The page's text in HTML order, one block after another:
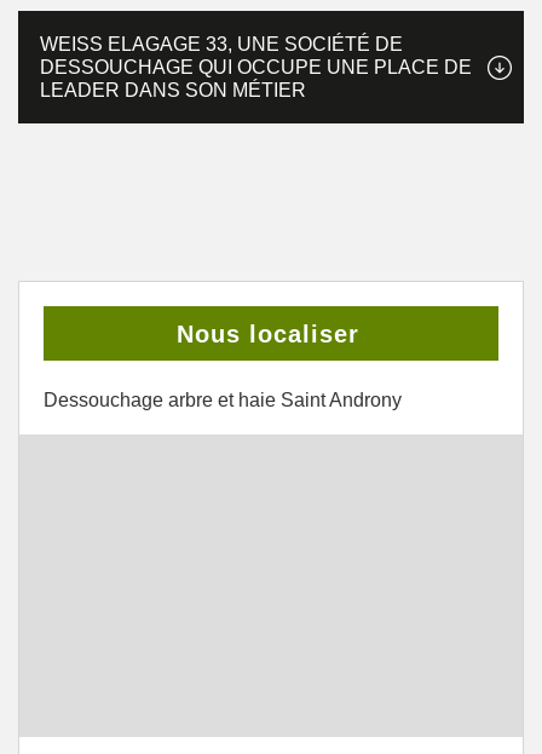
WEISS ELAGAGE 33, UNE SOCIÉTÉ DE
DESSOUCHAGE QUI OCCUPE UNE PLACE DE
LEADER DANS SON MÉTIER
Nous localiser
Dessouchage arbre et haie Saint Androny